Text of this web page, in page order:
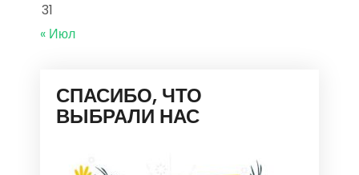
31
« Июл
СПАСИБО, ЧТО
ВЫБРАЛИ НАС